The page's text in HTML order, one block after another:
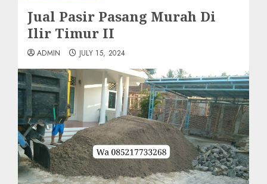
Jual Pasir Pasang Murah Di
Ilir Timur II
ADMIN JULY 15, 2024